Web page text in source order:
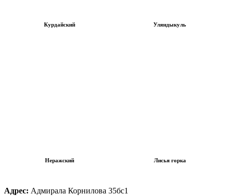
Курдайский Уляндыкуль
Неражский Лисья горка
Адрес: Адмирала Корнилова 35бс1